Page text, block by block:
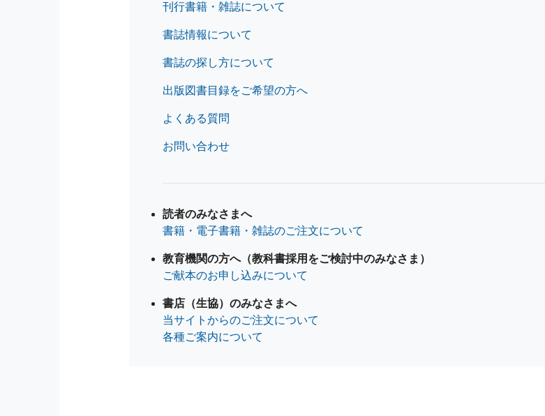
刊行書籍・雑誌について
書誌情報について
書誌の探し方について
出版図書目録をご希望の方へ
よくある質問
お問い合わせ
読者のみなさまへ
書籍・電子書籍・雑誌のご注文について
教育機関の方へ（教科書採用をご検討中のみなさま）
ご献本のお申し込みについて
書店（生協）のみなさまへ
当サイトからのご注文について
各種ご案内について